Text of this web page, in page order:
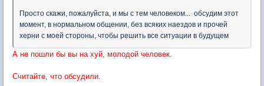
Просто скажи, пожалуйста, и мы с тем человеком... обсудим этот
момент, в нормальном общении, без всяких наездов и прочей
херни с моей стороны, чтобы решить все ситуации в будущем
А не пошли бы вы на хуй, молодой человек.
Считайте, что обсудили.